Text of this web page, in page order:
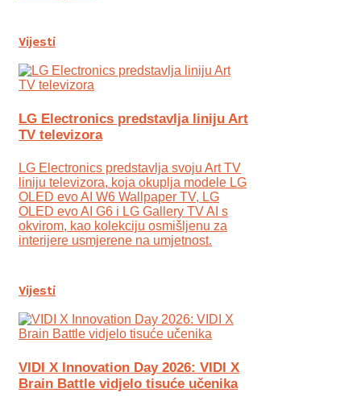
Vijesti
LG Electronics predstavlja liniju Art
TV televizora
LG Electronics predstavlja svoju Art TV
liniju televizora, koja okuplja modele LG
OLED evo AI W6 Wallpaper TV, LG
OLED evo AI G6 i LG Gallery TV AI s
okvirom, kao kolekciju osmišljenu za
interijere usmjerene na umjetnost.
Vijesti
VIDI X Innovation Day 2026: VIDI X
Brain Battle vidjelo tisuće učenika